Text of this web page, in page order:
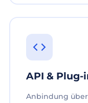
API & Plug-
Anbindung über